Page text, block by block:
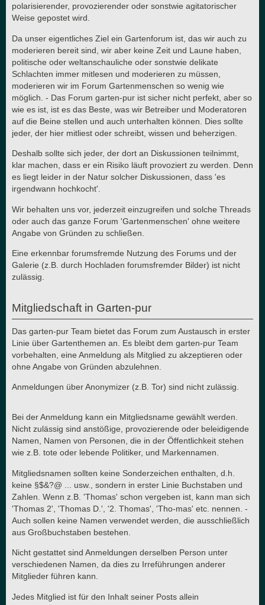
polarisierender, provozierender oder sonstwie agitatorischer
Weise gepostet wird.
Da unser eigentliches Ziel ein Gartenforum ist, das wir auch zu
moderieren bereit sind, wir aber keine Zeit und Laune haben,
politische oder weltanschauliche oder sonstwie delikate
Schlachten immer mitlesen und moderieren zu müssen,
moderieren wir im Forum Gartenmenschen so wenig wie
möglich. - Das Forum garten-pur ist sicher nicht perfekt, aber so
wie es ist, ist es das Beste, was wir Betreiber und Moderatoren
auf die Beine stellen und auch unterhalten können. Dies sollte
jeder, der hier mitliest oder schreibt, wissen und beherzigen.
Deshalb sollte sich jeder, der dort an Diskussionen teilnimmt,
klar machen, dass er ein Risiko läuft provoziert zu werden. Denn
es liegt leider in der Natur solcher Diskussionen, dass 'es
irgendwann hochkocht'.
Wir behalten uns vor, jederzeit einzugreifen und solche Threads
oder auch das ganze Forum 'Gartenmenschen' ohne weitere
Angabe von Gründen zu schließen.
Eine erkennbar forumsfremde Nutzung des Forums und der
Galerie (z.B. durch Hochladen forumsfremder Bilder) ist nicht
zulässig.
Mitgliedschaft in Garten-pur
Das garten-pur Team bietet das Forum zum Austausch in erster
Linie über Gartenthemen an. Es bleibt dem garten-pur Team
vorbehalten, eine Anmeldung als Mitglied zu akzeptieren oder
ohne Angabe von Gründen abzulehnen.
Anmeldungen über Anonymizer (z.B. Tor) sind nicht zulässig.
Bei der Anmeldung kann ein Mitgliedsname gewählt werden.
Nicht zulässig sind anstößige, provozierende oder beleidigende
Namen, Namen von Personen, die in der Öffentlichkeit stehen
wie z.B. tote oder lebende Politiker, und Markennamen.
Mitgliedsnamen sollten keine Sonderzeichen enthalten, d.h.
keine §$&?@ ... usw., sondern in erster Linie Buchstaben und
Zahlen. Wenn z.B. 'Thomas' schon vergeben ist, kann man sich
'Thomas 2', 'Thomas D.', '2. Thomas', 'Tho-mas' etc. nennen. -
Auch sollen keine Namen verwendet werden, die ausschließlich
aus Großbuchstaben bestehen.
Nicht gestattet sind Anmeldungen derselben Person unter
verschiedenen Namen, da dies zu Irreführungen anderer
Mitglieder führen kann.
Jedes Mitglied ist für den Inhalt seiner Posts allein